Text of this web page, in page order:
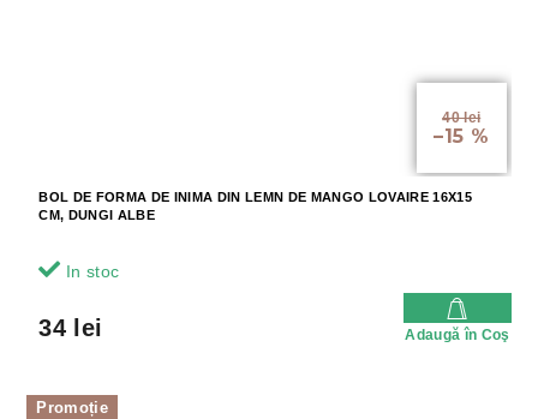
40 lei
–15 %
BOL DE FORMA DE INIMA DIN LEMN DE MANGO LOVAIRE 16X15
CM, DUNGI ALBE
In stoc
34 lei Adaugă în Coş
Promoție